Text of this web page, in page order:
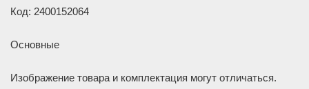
Код: 2400152064
Основные
Изображение товара и комплектация могут отличаться.